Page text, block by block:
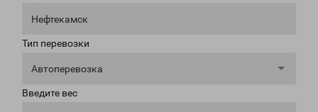
Нефтекамск
Тип перевозки
Автоперевозка
Введите вес